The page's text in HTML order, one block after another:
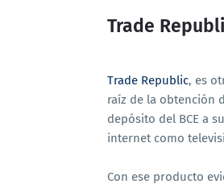
Trade
Trade Republic, es
raíz de la obtención
depósito del BCE a
internet como
Con ese producto